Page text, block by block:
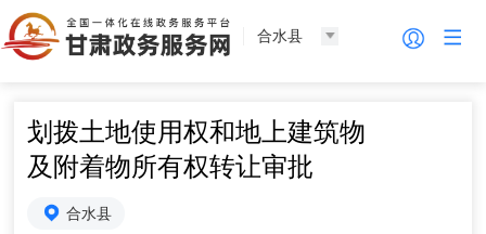
合水县
划拨土地使用权和地上建筑物
及附着物所有权转让审批
合水县